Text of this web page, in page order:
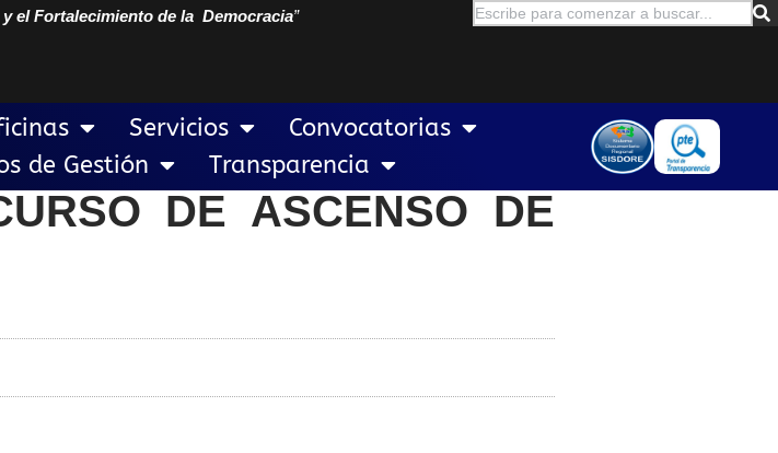
el Fortalecimiento de la Democracia”
Servicios
Convocatorias
de Gestión
Transparencia
DE ASCENSO DE